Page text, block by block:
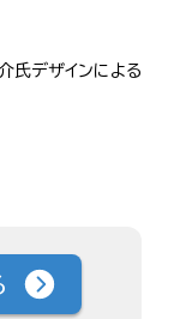
氏デザインによる